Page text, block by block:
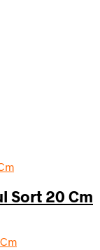
Sort 20 Cm